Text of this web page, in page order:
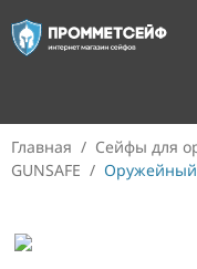
Главная / Сейфы для
GUNSAFE / Оружейный